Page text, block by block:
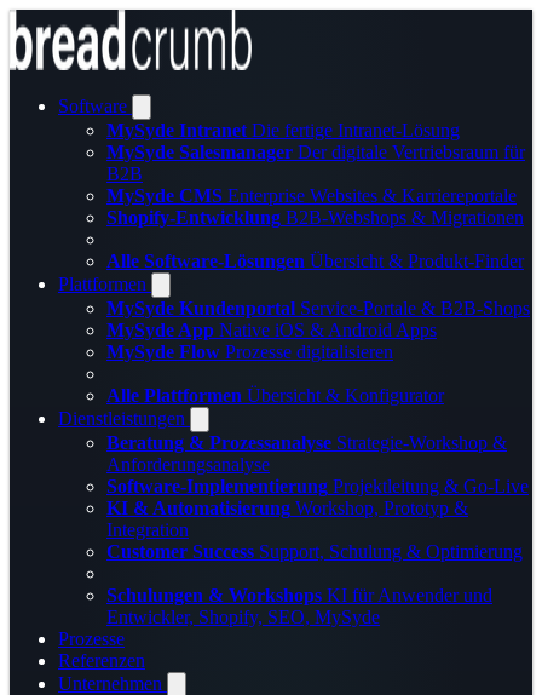
Software
MySyde Intranet Die fertige Intranet-Lösung
MySyde Salesmanager Der digitale Vertriebsraum für
B2B
MySyde CMS Enterprise Websites & Karriereportale
Shopify-Entwicklung B2B-Webshops & Migrationen
Alle Software-Lösungen Übersicht & Produkt-Finder
Plattformen
MySyde Kundenportal Service-Portale & B2B-Shops
MySyde App Native iOS & Android Apps
MySyde Flow Prozesse digitalisieren
Alle Plattformen Übersicht & Konfigurator
Dienstleistungen
Beratung & Prozessanalyse Strategie-Workshop &
Anforderungsanalyse
Software-Implementierung Projektleitung & Go-Live
KI & Automatisierung Workshop, Prototyp &
Integration
Customer Success Support, Schulung & Optimierung
Schulungen & Workshops KI für Anwender und
Entwickler, Shopify, SEO, MySyde
Prozesse
Referenzen
Unternehmen